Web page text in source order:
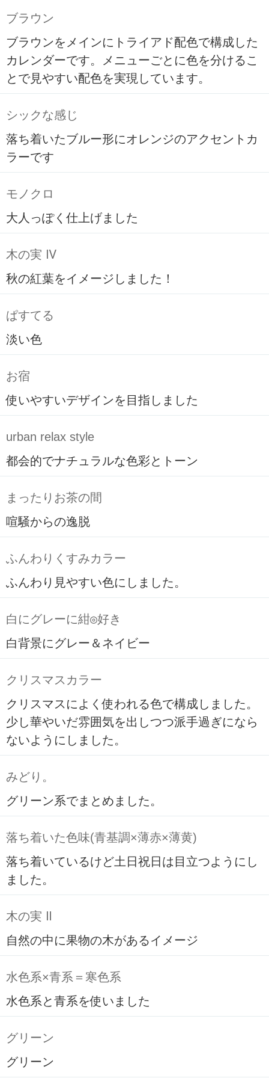
ブラウン
ブラウンをメインにトライアド配色で構成した
カレンダーです。メニューごとに色を分けるこ
とで見やすい配色を実現しています。
シックな感じ
落ち着いたブルー形にオレンジのアクセントカ
ラーです
モノクロ
大人っぽく仕上げました
木の実 Ⅳ
秋の紅葉をイメージしました！
ぱすてる
淡い色
お宿
使いやすいデザインを目指しました
urban relax style
都会的でナチュラルな色彩とトーン
まったりお茶の間
喧騒からの逸脱
ふんわりくすみカラー
ふんわり見やすい色にしました。
白にグレーに紺◎好き
白背景にグレー＆ネイビー
クリスマスカラー
クリスマスによく使われる色で構成しました。
少し華やいだ雰囲気を出しつつ派手過ぎになら
ないようにしました。
みどり。
グリーン系でまとめました。
落ち着いた色味(青基調×薄赤×薄黄)
落ち着いているけど土日祝日は目立つようにし
ました。
木の実 Ⅱ
自然の中に果物の木があるイメージ
水色系×青系＝寒色系
水色系と青系を使いました
グリーン
グリーン